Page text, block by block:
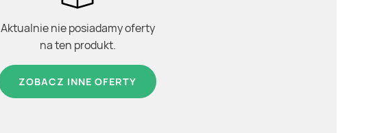
Aktualnie nie posiadamy oferty
na ten produkt.
ZOBACZ INNE OFERTY